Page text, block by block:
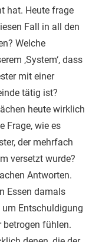
hat. Heute frage
Fall in all den
Welche
‚System‘, dass
mit einer
tätig ist?
heute wirklich
Frage, wie es
der mehrfach
versetzt wurde?
Antworten.
Essen damals
Entschuldigung
betrogen fühlen.